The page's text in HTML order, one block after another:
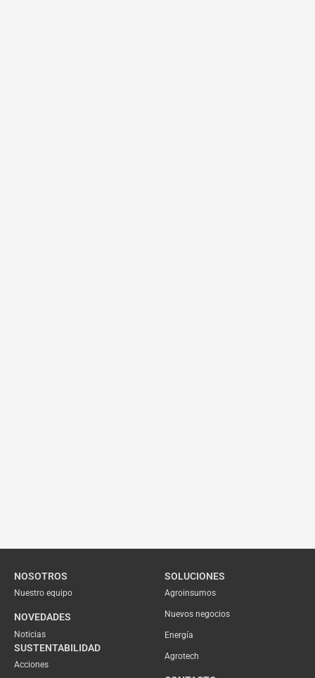
NOSOTROS
Nuestro equipo
NOVEDADES
Noticias
SUSTENTABILIDAD
Acciones
SOLUCIONES
Agroinsumos
Nuevos negocios
Energía
Agrotech